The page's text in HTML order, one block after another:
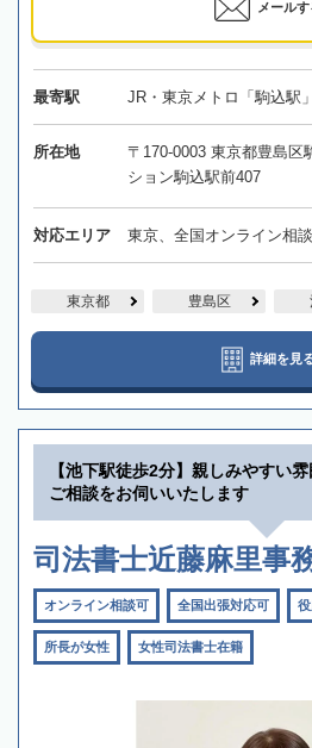
メールす
最寄駅 JR・東京メトロ「駒込駅
所在地
〒170-0003 東京都豊島区
ション駒込駅前407
対応エリア 東京、全国オンライン相
東京都 豊島区
詳細を見
【池下駅徒歩2分】親しみやすい
ご相談をお伺いいたします
司法書士近藤麻里事
オンライン相談可 全国出張対応可
所長が女性 女性司法書士在籍